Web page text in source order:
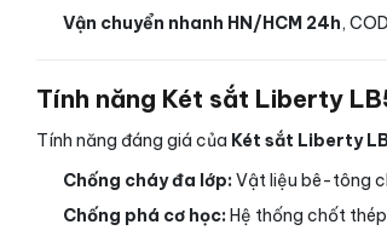
Vận chuyển nhanh HN/HCM 24h,
Tính năng Két sắt Liberty
Tính năng đáng giá của Két sắt Liberty
Chống cháy đa lớp: Vật liệu bê-tông
Chống phá cơ học: Hệ thống chốt